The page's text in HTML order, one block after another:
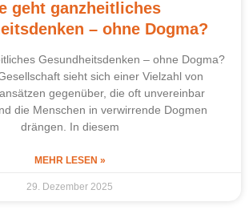
geht ganzheitliches
– ohne Dogma?
Gesundheitsdenken – ohne Dogma?
sieht sich einer Vielzahl von
gegenüber, die oft unvereinbar
die Menschen in verwirrende Dogmen
drängen. In diesem
MEHR LESEN »
29. Dezember 2025